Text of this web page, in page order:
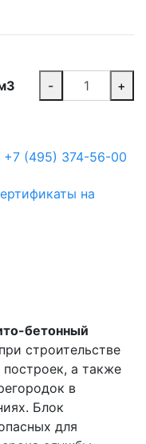
- +
+7 (495) 374-56-00
на
бетонный
строительстве
а также
в
Блок
для